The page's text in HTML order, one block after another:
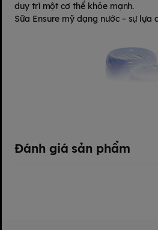
duy trì một cơ thể khỏe mạnh.
Sữa Ensure mỹ dạng nước – sự lựa
Đánh giá sản phẩm